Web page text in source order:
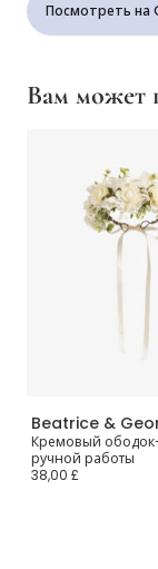
Посмотреть
Вам может
Beatrice &
Кремовый
ручной работы
38,00 £